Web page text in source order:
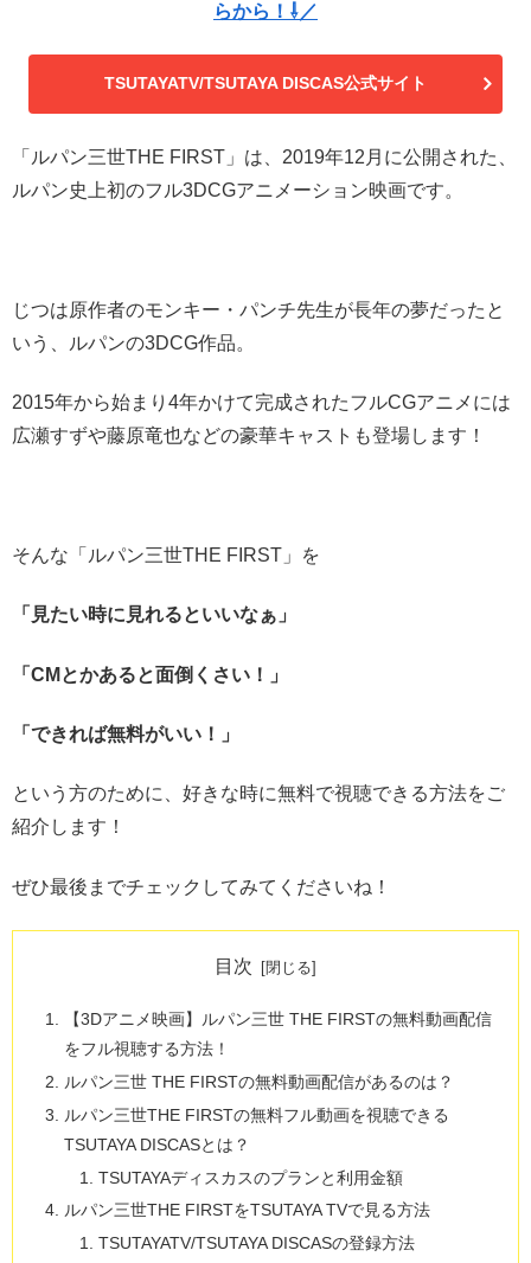
らから！⇩／
TSUTAYATV/TSUTAYA DISCAS公式サイト
「ルパン三世THE FIRST」は、2019年12月に公開された、
ルパン史上初のフル3DCGアニメーション映画です。
じつは原作者のモンキー・パンチ先生が長年の夢だったと
いう、ルパンの3DCG作品。
2015年から始まり4年かけて完成されたフルCGアニメには
広瀬すずや藤原竜也などの豪華キャストも登場します！
そんな「ルパン三世THE FIRST」を
「見たい時に見れるといいなぁ」
「CMとかあると面倒くさい！」
「できれば無料がいい！」
という方のために、好きな時に無料で視聴できる方法をご
紹介します！
ぜひ最後までチェックしてみてくださいね！
目次
【3Dアニメ映画】ルパン三世 THE FIRSTの無料動画配信
をフル視聴する方法！
ルパン三世 THE FIRSTの無料動画配信があるのは？
ルパン三世THE FIRSTの無料フル動画を視聴できる
TSUTAYA DISCASとは？
TSUTAYAディスカスのプランと利用金額
ルパン三世THE FIRSTをTSUTAYA TVで見る方法
TSUTAYATV/TSUTAYA DISCASの登録方法